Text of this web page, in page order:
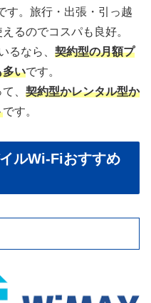
す。旅行・出張・引っ越
るのでコスパも良好。
るなら、 契約型の月額プ
多いです。
、 契約型かレンタル型か
です。
ルWi-Fiおすすめ